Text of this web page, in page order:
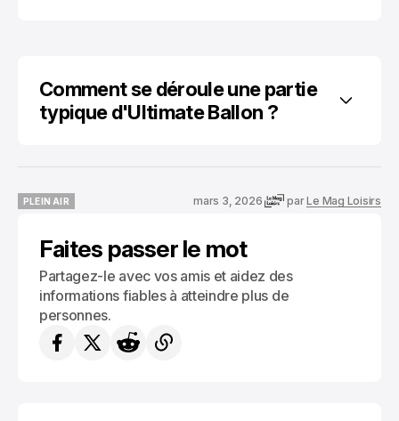
Comment se déroule une partie
typique d'Ultimate Ballon ?
PLEIN AIR
mars 3, 2026 parLe Mag Loisirs
Faites passer le mot
Partagez-le avec vos amis et aidez des
informations fiables à atteindre plus de
personnes.